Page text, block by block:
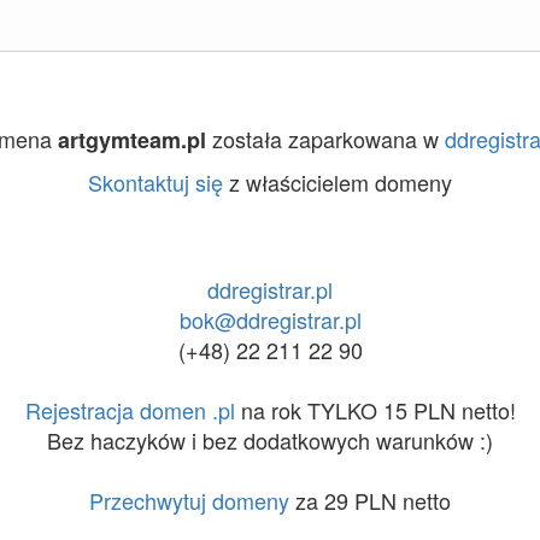
artgymteam.pl została zaparkowana w
Skontaktuj sięz właścicielem domeny
ddregistrar.pl
bok@ddregistrar.pl
(+48) 22 211 22 90
Rejestracja domen .pl na rok TYLKO 15 PLN netto!
Bez haczyków i bez dodatkowych warunków :)
Przechwytuj domenyza 29 PLN netto